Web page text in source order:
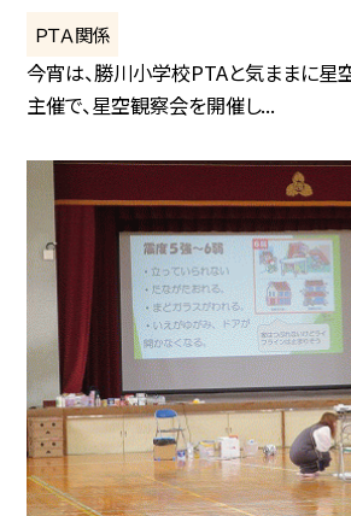
ＰＴＡ関係
今宵は、勝川小学校PTAと気ままに星
主催で、星空観察会を開催し...